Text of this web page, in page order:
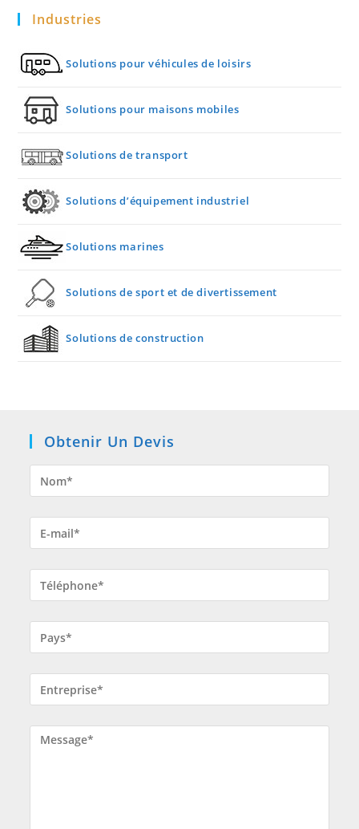
Industries
Solutions pour véhicules de loisirs
Solutions pour maisons mobiles
Solutions de transport
Solutions d’équipement industriel
Solutions marines
Solutions de sport et de divertissement
Solutions de construction
Obtenir Un Devis